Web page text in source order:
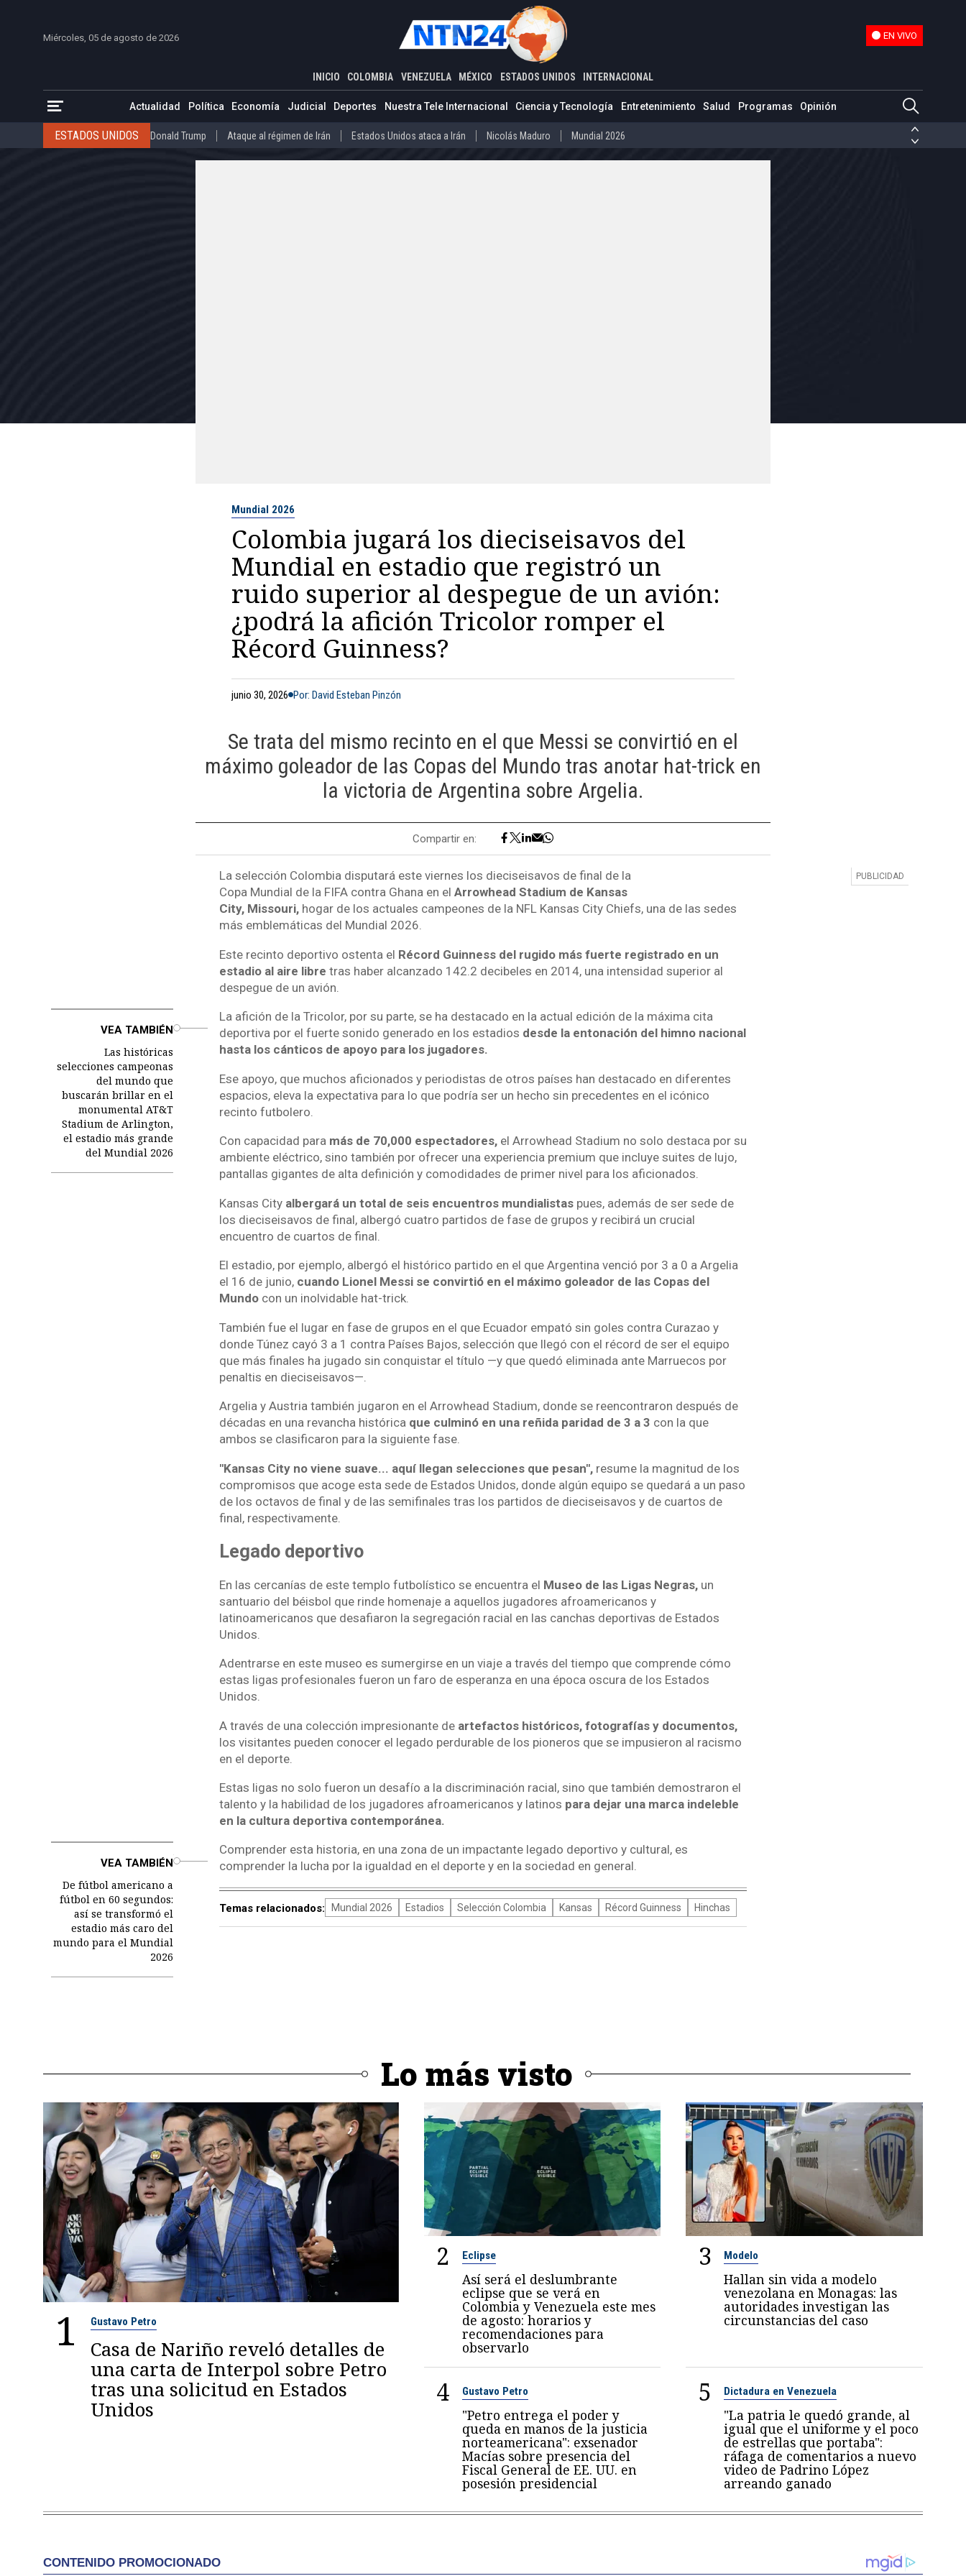
Miércoles, 05 de agosto de 2026 EN VIVO
INICIO COLOMBIA VENEZUELA MÉXICO ESTADOS UNIDOS INTERNACIONAL
Actualidad Política Economía Judicial Deportes Nuestra Tele Internacional Ciencia y Tecnología Entretenimiento Salud Programas Opinión
ESTADOS UNIDOS Donald Trump Ataque al régimen de Irán Estados Unidos ataca a Irán Nicolás Maduro Mundial 2026
José Luis Rodríguez Zapatero Díaz-Canel Cuba Mundial 2026
INTERNACIONAL
Colombia jugará los dieciseisavos del Mundial en estadio que registró un ruido superior al despegue de un avión: ¿podrá la afición Tricolor romper el Récord Guinness?
ESTADOS UNIDOS Donald Trump Ataque al régimen de Irán Estados Unidos ataca a Irán Nicolás Maduro Mundial 2026
COLOMBIA Elecciones Presidenciales en Colombia Gustavo Petro Abelardo de la Espriella Iván Cepeda Donald Trump Disidencias de las FARC
Mundial 2026
Colombia jugará los dieciseisavos del
Mundial en estadio que registró un
ruido superior al despegue de un avión:
¿podrá la afición Tricolor romper el
Récord Guinness?
junio 30, 2026 Por: David Esteban Pinzón
Se trata del mismo recinto en el que Messi se convirtió en el
máximo goleador de las Copas del Mundo tras anotar hat-trick en
la victoria de Argentina sobre Argelia.
Compartir en:
La selección Colombia disputará este viernes los dieciseisavos de final de la
Copa Mundial de la FIFA contra Ghana en el Arrowhead Stadium de Kansas
City, Missouri,hogar de los actuales campeones de la NFL Kansas City Chiefs, una de las sedes
más emblemáticas del Mundial 2026.
Este recinto deportivo ostenta el Récord Guinness del rugido más fuerte registrado en un
estadio al aire libre tras haber alcanzado 142.2 decibeles en 2014, una intensidad superior al
despegue de un avión.
VEA TAMBIÉN
Las históricas
selecciones campeonas
del mundo que
buscarán brillar en el
monumental AT&T
Stadium de Arlington,
el estadio más grande
del Mundial 2026
La afición de la Tricolor, por su parte, se ha destacado en la actual edición de la máxima cita
deportiva por el fuerte sonido generado en los estadios desde la entonación del himno nacional
hasta los cánticos de apoyo para los jugadores.
Ese apoyo, que muchos aficionados y periodistas de otros países han destacado en diferentes
espacios, eleva la expectativa para lo que podría ser un hecho sin precedentes en el icónico
recinto futbolero.
Con capacidad para más de 70,000 espectadores,el Arrowhead Stadium no solo destaca por su
ambiente eléctrico, sino también por ofrecer una experiencia premium que incluye suites de lujo,
pantallas gigantes de alta definición y comodidades de primer nivel para los aficionados.
Kansas City albergará un total de seis encuentros mundialistaspues, además de ser sede de
los dieciseisavos de final, albergó cuatro partidos de fase de grupos y recibirá un crucial
encuentro de cuartos de final.
El estadio, por ejemplo, albergó el histórico partido en el que Argentina venció por 3 a 0 a Argelia
el 16 de junio, cuando Lionel Messi se convirtió en el máximo goleador de las Copas del
Mundocon un inolvidable hat-trick.
También fue el lugar en fase de grupos en el que Ecuador empató sin goles contra Curazao y
donde Túnez cayó 3 a 1 contra Países Bajos, selección que llegó con el récord de ser el equipo
que más finales ha jugado sin conquistar el título —y que quedó eliminada ante Marruecos por
penaltis en dieciseisavos—.
Argelia y Austria también jugaron en el Arrowhead Stadium, donde se reencontraron después de
décadas en una revancha histórica que culminó en una reñida paridad de 3 a 3 con la que
ambos se clasificaron para la siguiente fase.
"Kansas City no viene suave... aquí llegan selecciones que pesan",resume la magnitud de los
compromisos que acoge esta sede de Estados Unidos, donde algún equipo se quedará a un paso
de los octavos de final y de las semifinales tras los partidos de dieciseisavos y de cuartos de
final, respectivamente.
Legado deportivo
En las cercanías de este templo futbolístico se encuentra el Museo de las Ligas Negras,un
santuario del béisbol que rinde homenaje a aquellos jugadores afroamericanos y
latinoamericanos que desafiaron la segregación racial en las canchas deportivas de Estados
Unidos.
Adentrarse en este museo es sumergirse en un viaje a través del tiempo que comprende cómo
estas ligas profesionales fueron un faro de esperanza en una época oscura de los Estados
Unidos.
A través de una colección impresionante de artefactos históricos, fotografías y documentos,
los visitantes pueden conocer el legado perdurable de los pioneros que se impusieron al racismo
en el deporte.
Estas ligas no solo fueron un desafío a la discriminación racial, sino que también demostraron el
talento y la habilidad de los jugadores afroamericanos y latinos para dejar una marca indeleble
en la cultura deportiva contemporánea.
VEA TAMBIÉN
De fútbol americano a
fútbol en 60 segundos:
así se transformó el
estadio más caro del
mundo para el Mundial
2026
Comprender esta historia, en una zona de un impactante legado deportivo y cultural, es
comprender la lucha por la igualdad en el deporte y en la sociedad en general.
Temas relacionados: Mundial 2026 Estadios Selección Colombia Kansas Récord Guinness Hinchas
Lo más visto
1 Gustavo Petro
Casa de Nariño reveló detalles de
una carta de Interpol sobre Petro
tras una solicitud en Estados
Unidos
2 Eclipse
Así será el deslumbrante
eclipse que se verá en
Colombia y Venezuela este mes
de agosto: horarios y
recomendaciones para
observarlo
3 Modelo
Hallan sin vida a modelo
venezolana en Monagas: las
autoridades investigan las
circunstancias del caso
4 Gustavo Petro
"Petro entrega el poder y
queda en manos de la justicia
norteamericana": exsenador
Macías sobre presencia del
Fiscal General de EE. UU. en
posesión presidencial
5 Dictadura en Venezuela
"La patria le quedó grande, al
igual que el uniforme y el poco
de estrellas que portaba":
ráfaga de comentarios a nuevo
video de Padrino López
arreando ganado